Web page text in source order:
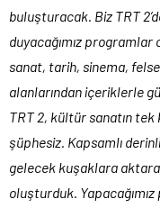
buluşturacak. Biz TRT
duyacağımız
sanat, tarih, sinema,
alanlarından içeriklerle
TRT 2, kültür sanatın tek
şüphesiz. Kapsamlı
gelecek kuşaklara
oluşturduk.